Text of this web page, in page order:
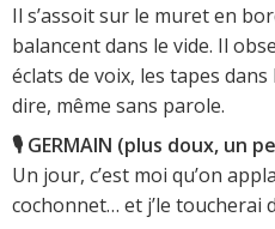
Il s’assoit sur le muret en
balancent dans le vide. Il
éclats de voix, les tapes
dire, même sans parole.
🎙️ GERMAIN (plus doux, un
Un jour, c’est moi qu’on
cochonnet… et j’le toucherai